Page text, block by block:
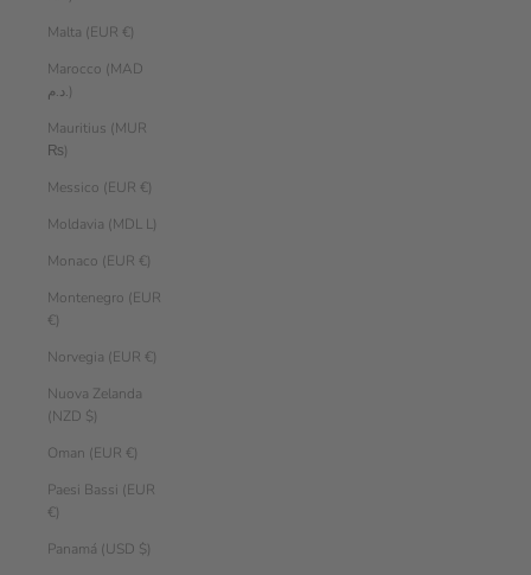
Malta (EUR €)
Marocco (MAD
د.م.)
Mauritius (MUR
₨)
Messico (EUR €)
Moldavia (MDL L)
Monaco (EUR €)
Montenegro (EUR
€)
Norvegia (EUR €)
Nuova Zelanda
(NZD $)
Oman (EUR €)
Paesi Bassi (EUR
€)
Panamá (USD $)